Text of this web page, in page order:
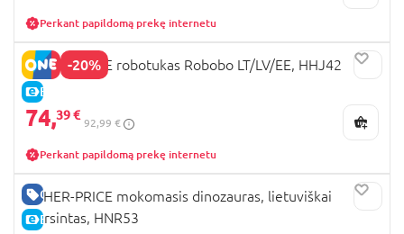
Perkant papildomą prekę internetu
-20%
E-KAINA
FISHER-PRICE robotukas Robobo LT/LV/EE, HHJ42
74,39 €
92,99 €
Perkant papildomą prekę internetu
GERA KAINA
E-KAINA
FISHER-PRICE mokomasis dinozauras, lietuviškai
įgarsintas, HNR53